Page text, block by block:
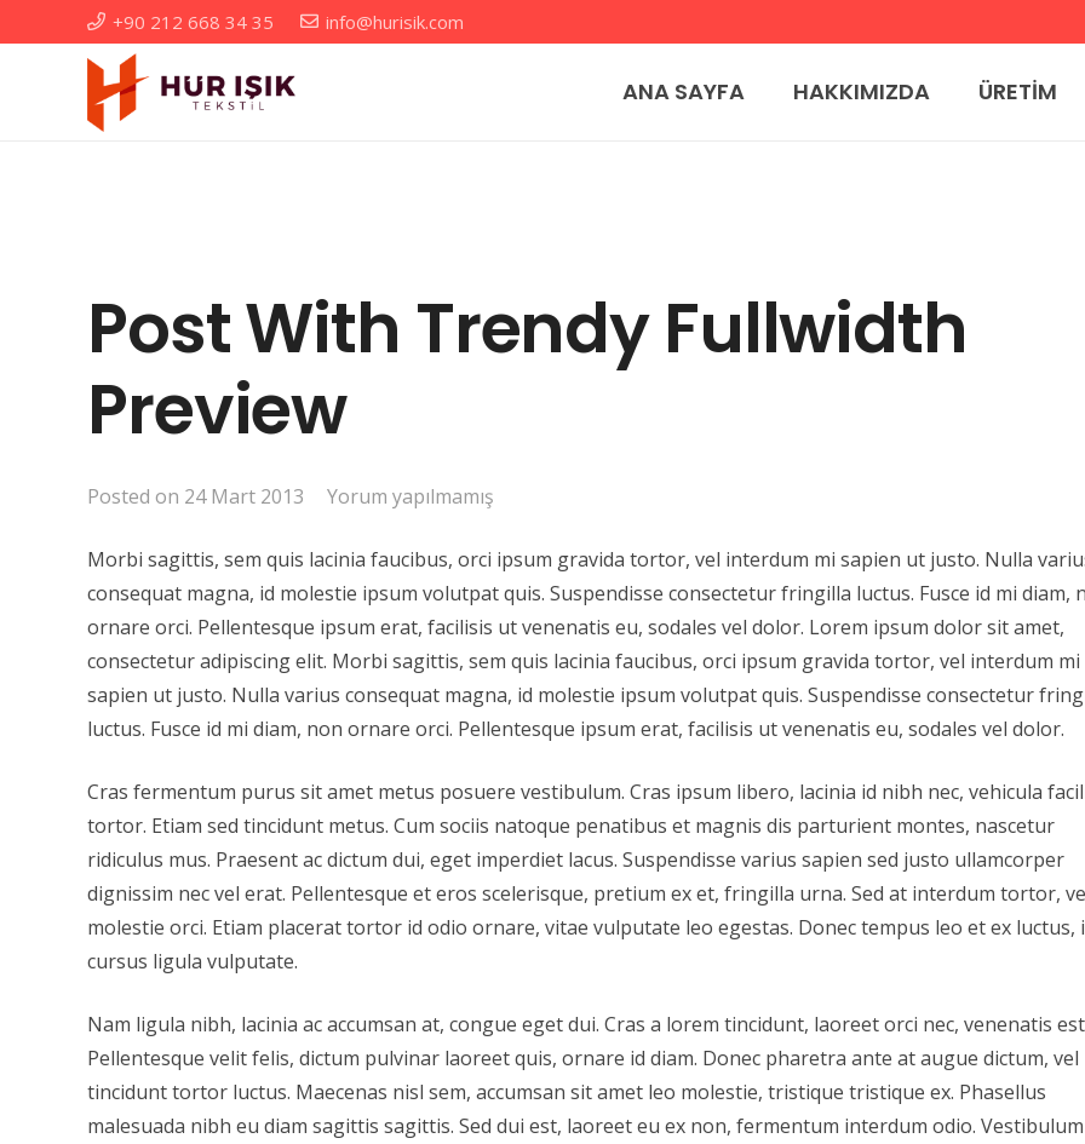
+90 212 668 34 35 info@hurisik.com
ANA SAYFA HAKKIMIZDA ÜRETİM
Post With Trendy Fullwidth
Preview
Posted on 24 Mart 2013 Yorum yapılmamış
Morbi sagittis, sem quis lacinia faucibus, orci ipsum gravida tortor, vel interdum mi sapien ut justo. Nulla
consequat magna, id molestie ipsum volutpat quis. Suspendisse consectetur fringilla luctus. Fusce id mi diam,
ornare orci. Pellentesque ipsum erat, facilisis ut venenatis eu, sodales vel dolor. Lorem ipsum dolor sit amet,
consectetur adipiscing elit. Morbi sagittis, sem quis lacinia faucibus, orci ipsum gravida tortor, vel interdum mi
sapien ut justo. Nulla varius consequat magna, id molestie ipsum volutpat quis. Suspendisse consectetur
luctus. Fusce id mi diam, non ornare orci. Pellentesque ipsum erat, facilisis ut venenatis eu, sodales vel dolor.
Cras fermentum purus sit amet metus posuere vestibulum. Cras ipsum libero, lacinia id nibh nec, vehicula
tortor. Etiam sed tincidunt metus. Cum sociis natoque penatibus et magnis dis parturient montes, nascetur
ridiculus mus. Praesent ac dictum dui, eget imperdiet lacus. Suspendisse varius sapien sed justo ullamcorper
dignissim nec vel erat. Pellentesque et eros scelerisque, pretium ex et, fringilla urna. Sed at interdum tortor,
molestie orci. Etiam placerat tortor id odio ornare, vitae vulputate leo egestas. Donec tempus leo et ex luctus,
cursus ligula vulputate.
Nam ligula nibh, lacinia ac accumsan at, congue eget dui. Cras a lorem tincidunt, laoreet orci nec, venenatis
Pellentesque velit felis, dictum pulvinar laoreet quis, ornare id diam. Donec pharetra ante at augue dictum, vel
tincidunt tortor luctus. Maecenas nisl sem, accumsan sit amet leo molestie, tristique tristique ex. Phasellus
malesuada nibh eu diam sagittis sagittis. Sed dui est, laoreet eu ex non, fermentum interdum odio. Vestibulum